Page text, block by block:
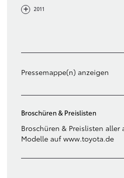
+- 2011
Pressemappe(n) anzeigen
Broschüren & Preislisten
Broschüren & Preislisten aller
Modelle auf www.toyota.de